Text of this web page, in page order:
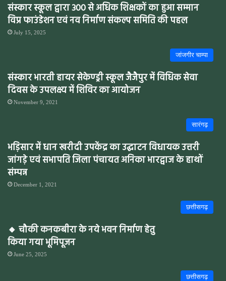
संस्कार स्कूल द्वारा 300 से अधिक शिक्षकों का हुआ सम्मान
विप्र फाउंडेशन एवं नव निर्माण संकल्प समिति की पहल
July 15, 2025
जांजगीर चाम्पा
संस्कार भारती हायर सेकेण्ड्री स्कूल जैजैपुर में विधिक सेवा
दिवस के उपलक्ष्य में शिविर का आयोजन
November 9, 2021
सारंगढ़
भड़िसार में धान खरीदी उपकेंद्र का उद्घाटन विधायक उत्तरी
जांगड़े एवं सभापति जिला पंचायत अनिका भारद्वाज के हाथों
संम्पन्न
December 1, 2021
छत्तीसगढ़
🔸 चौकी कनकबीरा के नये भवन निर्माण हेतु
किया गया भूमिपूजन
June 25, 2025
छत्तीसगढ़